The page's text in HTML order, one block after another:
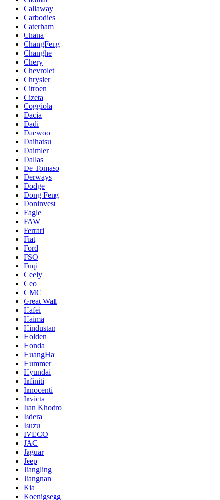
Callaway
Carbodies
Caterham
Chana
ChangFeng
Changhe
Chery
Chevrolet
Chrysler
Citroen
Cizeta
Coggiola
Dacia
Dadi
Daewoo
Daihatsu
Daimler
Dallas
De Tomaso
Derways
Dodge
Dong Feng
Doninvest
Eagle
FAW
Ferrari
Fiat
Ford
FSO
Fuqi
Geely
Geo
GMC
Great Wall
Hafei
Haima
Hindustan
Holden
Honda
HuangHai
Hummer
Hyundai
Infiniti
Innocenti
Invicta
Iran Khodro
Isdera
Isuzu
IVECO
JAC
Jaguar
Jeep
Jiangling
Jiangnan
Kia
Koenigsegg